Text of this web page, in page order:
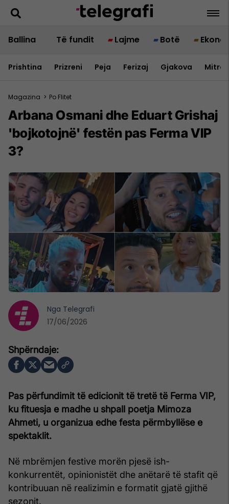
Ballina Të fundit Lajme Botë
Prishtina Prizreni Peja Ferizaj Gjakova
Magazina > Po Flitet
Arbana Osmani dhe Eduart Grishaj
'bojkotojnë' festën pas Ferma VIP
3?
Pas përfundimit të edicionit të tretë të Ferma VIP,
ku fituesja e madhe u shpall poetja Mimoza
Ahmeti, u organizua edhe festa përmbyllëse e
spektaklit.
Në mbrëmjen festive morën pjesë ish-
konkurrentët, opinionistët dhe anëtarë të stafit që
kontribuuan në realizimin e formatit gjatë gjithë
sezonit.
Nga Telegrafi
17/06/2026